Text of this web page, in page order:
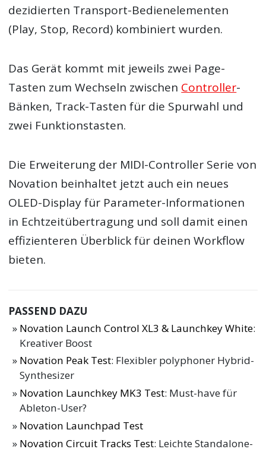
dezidierten Transport-Bedienelementen
(Play, Stop, Record) kombiniert wurden.
Das Gerät kommt mit jeweils zwei Page-
Tasten zum Wechseln zwischen Controller-
Bänken, Track-Tasten für die Spurwahl und
zwei Funktionstasten.
Die Erweiterung der MIDI-Controller Serie von
Novation beinhaltet jetzt auch ein neues
OLED-Display für Parameter-Informationen
in Echtzeitübertragung und soll damit einen
effizienteren Überblick für deinen Workflow
bieten.
PASSEND DAZU
Novation Launch Control XL3 & Launchkey White:
Kreativer Boost
Novation Peak Test: Flexibler polyphoner Hybrid-
Synthesizer
Novation Launchkey MK3 Test: Must-have für
Ableton-User?
Novation Launchpad Test
Novation Circuit Tracks Test: Leichte Standalone-